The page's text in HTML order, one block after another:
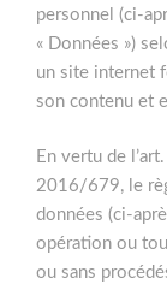
personnel (ci-
« Données »)
un site internet
son contenu et
En vertu de
2016/679, le
données (ci-
opération ou
ou sans